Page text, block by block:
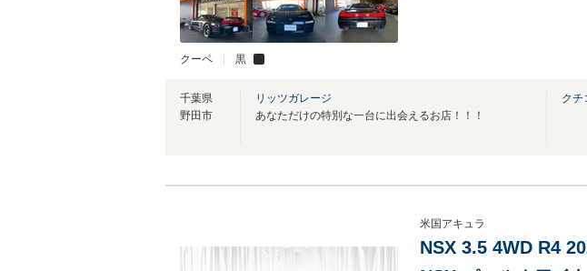
クーペ 黒
千葉県
野田市
リッツガレージ
あなただけの特別な一台に出会えるお店！！！
クチ
米国アキュラ
NSX 3.5 4WD R4